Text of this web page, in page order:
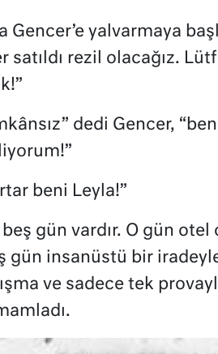
Gencer’e yalvarmaya
satıldı rezil olacağız.
dedi Gencer,
beni Leyla!”
gün vardır. O gün otel
gün insanüstü bir
ve sadece tek